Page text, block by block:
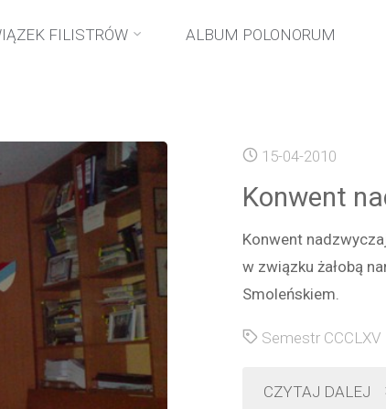
FILISTRÓW ALBUM POLONORUM
15-04-2010
Konwent
Konwent
w związku żałobą
Smoleńskiem.
Semestr CCCLXV
CZYTAJ DALEJ